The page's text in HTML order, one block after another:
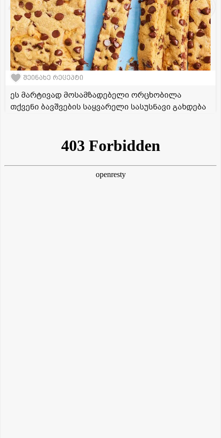
შეინახე რეცეპტი
ეს მარტივად მოსამზადებელი ორცხობილა
თქვენი ბავშვების საყვარელი სასუსნავი გახდება